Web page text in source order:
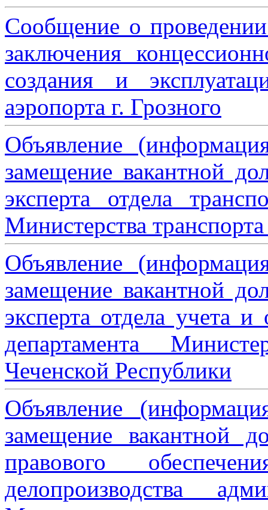
Сообщение о
заключения
создания и
аэропорта г. Грозного
Объявление
замещение вакантной
эксперта отдела
Министерства
Объявление
замещение вакантной
эксперта отдела учета и
департамента
Чеченской Республики
Объявление
замещение вакантной
правового
делопроизводства